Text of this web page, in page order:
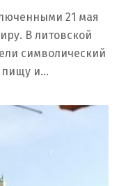
21 мая
В литовской
символический
пищу и…